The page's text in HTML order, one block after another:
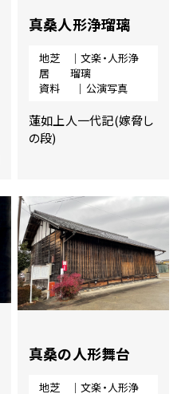
真桑人形浄瑠璃
地芝
居
｜文楽・人形浄
瑠璃
資料
｜公演写真
蓮如上人一代記(嫁脅し
の段)
真桑の人形舞台
地芝
｜文楽・人形浄